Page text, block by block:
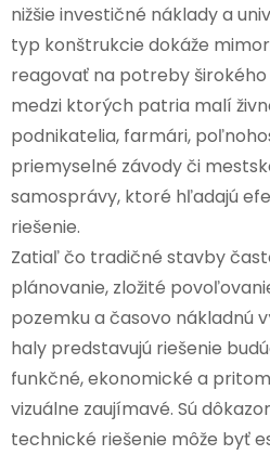
nižšie investičné náklady a
typ konštrukcie dokáže
reagovať na potreby
medzi ktorých patria malí
podnikatelia, farmári,
priemyselné závody či
samosprávy, ktoré hľadajú
riešenie.
Zatiaľ čo tradičné stavby
plánovanie, zložité
pozemku a časovo nákladnú
haly predstavujú riešenie
funkčné, ekonomické a
vizuálne zaujímavé. Sú
technické riešenie môže byť